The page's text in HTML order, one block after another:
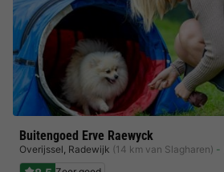
Buitengoed Erve Raewyck
Overijssel, Radewijk (14 km van Slagharen)